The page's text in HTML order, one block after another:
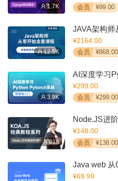
1.7K 会员 ¥99.00
12.5K
JAVA架构师
¥2164.00
会员 ¥868.00
3.9K
AI深度学习
¥299.00
会员 ¥299.00
818
Node.JS进
¥148.00
会员 ¥138.00
Java web 从
¥69.99